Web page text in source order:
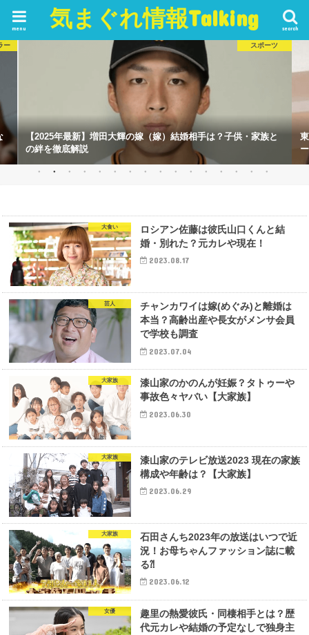
気まぐれ情報Talking search
menu
ー スポーツ
【2025年最新】増田大輝の嫁（嫁）結婚相手は？子供・家族と
の絆を徹底解説
大食い
ロシアン佐藤は彼氏山口くんと結
婚・別れた？元カレや現在！
2023.08.17
芸人
チャンカワイは嫁(めぐみ)と離婚は
本当？高齢出産や長女がメンサ会員
で学校も調査
2023.07.04
大家族
漆山家のかのんが妊娠？タトゥーや
事故色々ヤバい【大家族】
2023.06.30
大家族
漆山家のテレビ放送2023 現在の家族
構成や年齢は？【大家族】
2023.06.29
大家族
石田さんち2023年の放送はいつで近
況！お母ちゃんファッション誌に載
る⁈
2023.06.12
女優
趣里の熱愛彼氏・同棲相手とは？歴
代元カレや結婚の予定なしで独身主